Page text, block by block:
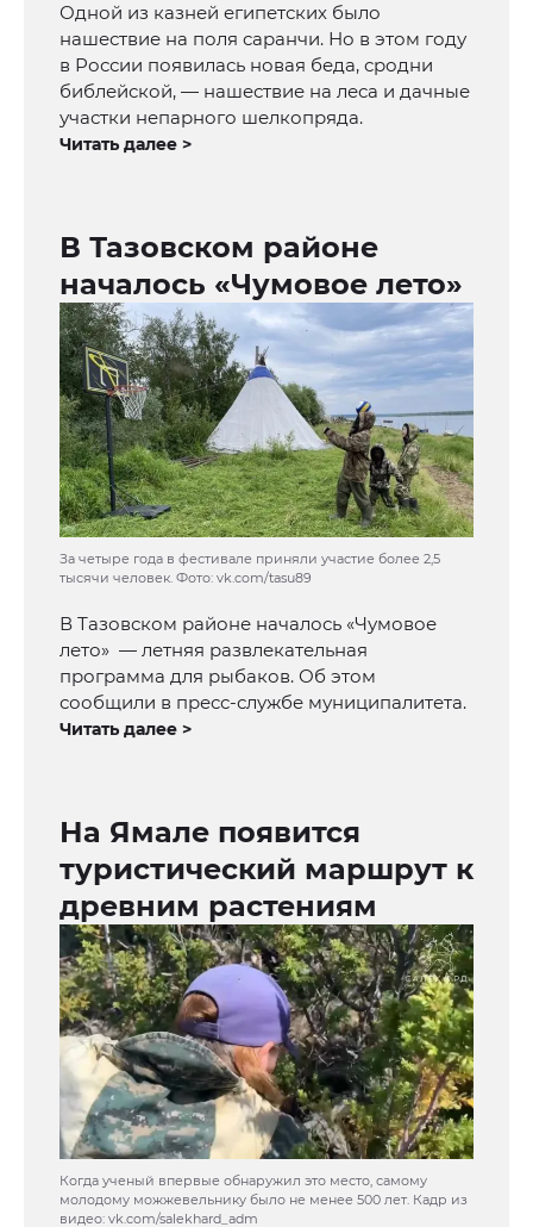
Одной из казней египетских было
нашествие на поля саранчи. Но в этом году
в России появилась новая беда, сродни
библейской, — нашествие на леса и дачные
участки непарного шелкопряда.
Читать далее >
В Тазовском районе
началось «Чумовое лето»
За четыре года в фестивале приняли участие более 2,5
тысячи человек. Фото: vk.com/tasu89
В Тазовском районе началось «Чумовое
лето» — летняя развлекательная
программа для рыбаков. Об этом
сообщили в пресс-службе муниципалитета.
Читать далее >
На Ямале появится
туристический маршрут к
древним растениям
Когда ученый впервые обнаружил это место, самому
молодому можжевельнику было не менее 500 лет. Кадр из
видео: vk.com/salekhard_adm